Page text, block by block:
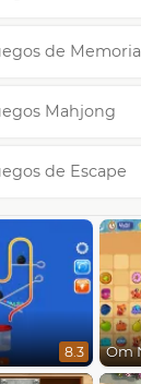
de Memoria
Mahjong
de Escape
8.3